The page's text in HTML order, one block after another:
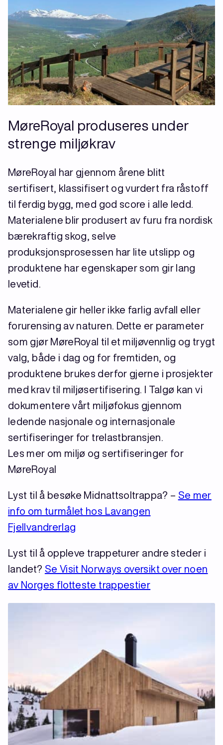
MøreRoyal produseres under
strenge miljøkrav
MøreRoyal har gjennom årene blitt
sertifisert, klassifisert og vurdert fra råstoff
til ferdig bygg, med god score i alle ledd.
Materialene blir produsert av furu fra nordisk
bærekraftig skog, selve
produksjonsprosessen har lite utslipp og
produktene har egenskaper som gir lang
levetid.
Materialene gir heller ikke farlig avfall eller
forurensing av naturen. Dette er parameter
som gjør MøreRoyal til et miljøvennlig og trygt
valg, både i dag og for fremtiden, og
produktene brukes derfor gjerne i prosjekter
med krav til miljøsertifisering. I Talgø kan vi
dokumentere vårt miljøfokus gjennom
ledende nasjonale og internasjonale
sertifiseringer for trelastbransjen.
Les mer om miljø og sertifiseringer for
MøreRoyal
Lyst til å besøke Midnattsoltrappa? – Se mer
info om turmålet hos Lavangen
Fjellvandrerlag
Lyst til å oppleve trappeturer andre steder i
landet? Se Visit Norways oversikt over noen
av Norges flotteste trappestier